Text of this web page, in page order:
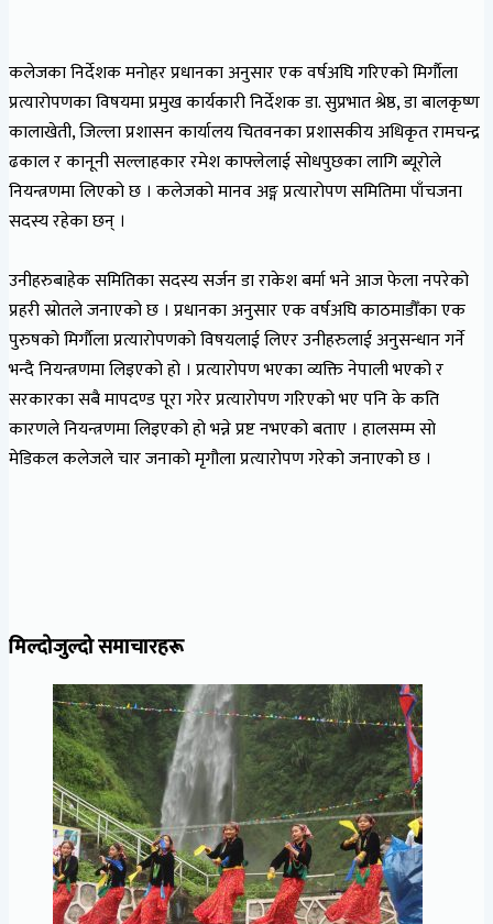
कलेजका निर्देशक मनोहर प्रधानका अनुसार एक वर्षअघि गरिएको मिर्गाैला
प्रत्यारोपणका विषयमा प्रमुख कार्यकारी निर्देशक डा. सुप्रभात श्रेष्ठ, डा बालकृष्ण
कालाखेती, जिल्ला प्रशासन कार्यालय चितवनका प्रशासकीय अधिकृत रामचन्द्र
ढकाल र कानूनी सल्लाहकार रमेश काफ्लेलाई सोधपुछका लागि ब्यूरोले
नियन्त्रणमा लिएको छ । कलेजको मानव अङ्ग प्रत्यारोपण समितिमा पाँचजना
सदस्य रहेका छन् ।
उनीहरुबाहेक समितिका सदस्य सर्जन डा राकेश बर्मा भने आज फेला नपरेको
प्रहरी स्रोतले जनाएको छ । प्रधानका अनुसार एक वर्षअघि काठमाडौँका एक
पुरुषको मिर्गाैला प्रत्यारोपणको विषयलाई लिएर उनीहरुलाई अनुसन्धान गर्ने
भन्दै नियन्त्रणमा लिइएको हो । प्रत्यारोपण भएका व्यक्ति नेपाली भएको र
सरकारका सबै मापदण्ड पूरा गरेर प्रत्यारोपण गरिएको भए पनि के कति
कारणले नियन्त्रणमा लिइएको हो भन्ने प्रष्ट नभएको बताए । हालसम्म साे
मेडिकल कलेजले चार जनाको मृगौला प्रत्यारोपण गरेको जनाएको छ ।
मिल्दोजुल्दो समाचारहरू